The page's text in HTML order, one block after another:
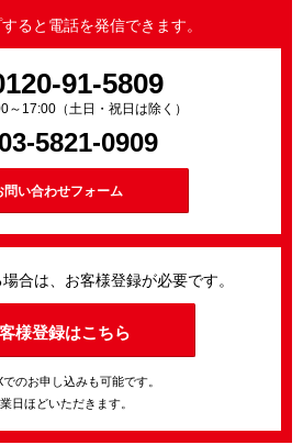
ると電話を発信できます。
91-5809
～17:00（土日・祝日は除く）
03-5821-0909
問い合わせフォーム
合は、お客様登録が必要です。
様登録はこちら
でのお申し込みも可能です。
日ほどいただきます。